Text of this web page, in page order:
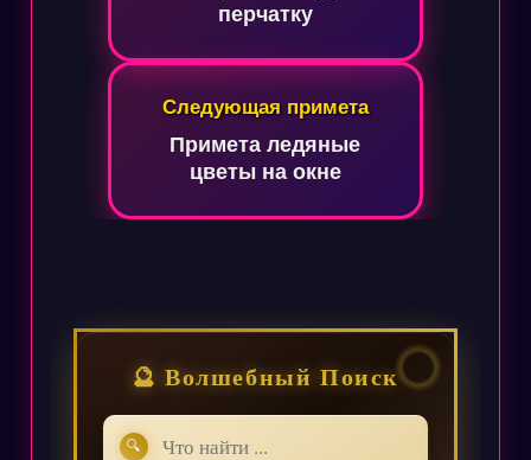
перчатку
Следующая примета
Примета ледяные
цветы на окне
🔮 Волшебный Поиск
🔍